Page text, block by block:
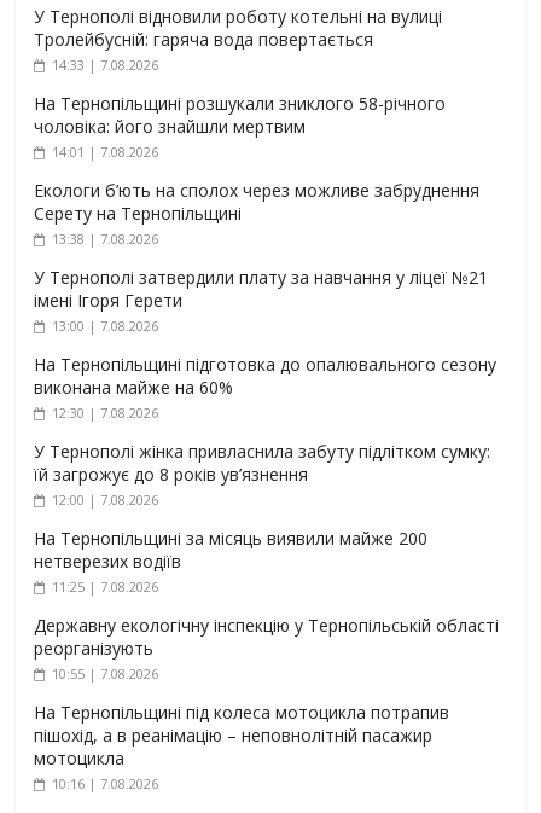
У Тернополі відновили роботу котельні на вулиці
Тролейбусній: гаряча вода повертається
14:33 | 7.08.2026
На Тернопільщині розшукали зниклого 58-річного
чоловіка: його знайшли мертвим
14:01 | 7.08.2026
Екологи б’ють на сполох через можливе забруднення
Серету на Тернопільщині
13:38 | 7.08.2026
У Тернополі затвердили плату за навчання у ліцеї №21
імені Ігоря Герети
13:00 | 7.08.2026
На Тернопільщині підготовка до опалювального сезону
виконана майже на 60%
12:30 | 7.08.2026
У Тернополі жінка привласнила забуту підлітком сумку:
їй загрожує до 8 років ув’язнення
12:00 | 7.08.2026
На Тернопільщині за місяць виявили майже 200
нетверезих водіїв
11:25 | 7.08.2026
Державну екологічну інспекцію у Тернопільській області
реорганізують
10:55 | 7.08.2026
На Тернопільщині під колеса мотоцикла потрапив
пішохід, а в реанімацію – неповнолітній пасажир
мотоцикла
10:16 | 7.08.2026